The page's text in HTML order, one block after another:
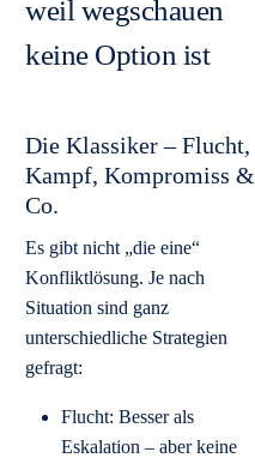
weil wegschauen
keine Option ist
Die Klassiker – Flucht,
Kampf, Kompromiss &
Co.
Es gibt nicht „die eine“
Konfliktlösung. Je nach
Situation sind ganz
unterschiedliche Strategien
gefragt:
Flucht: Besser als
Eskalation – aber keine